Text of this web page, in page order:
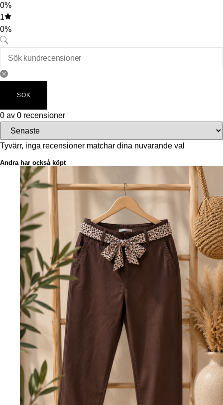
0%
1
0%
SÖK
0 av 0 recensioner
Tyvärr, inga recensioner matchar dina nuvarande val
Andra har också köpt